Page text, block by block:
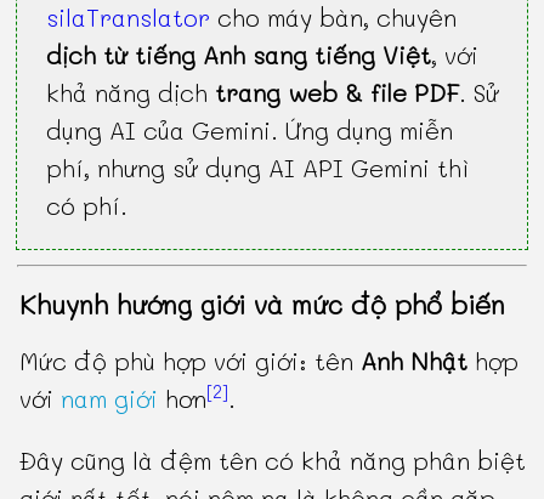
silaTranslator cho máy bàn, chuyên
dịch từ tiếng Anh sang tiếng Việt, với
khả năng dịch trang web & file PDF. Sử
dụng AI của Gemini. Ứng dụng miễn
phí, nhưng sử dụng AI API Gemini thì
có phí.
Khuynh hướng giới và mức độ phổ biến
Mức độ phù hợp với giới: tên Anh Nhật hợp
với nam giới hơn[2].
Đây cũng là đệm tên có khả năng phân biệt